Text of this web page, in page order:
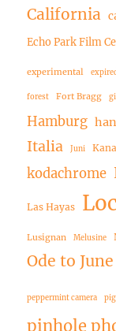
California
Echo Park Film
experimental
forest Fort Bragg
Hamburg
Italia Juni
kodachrome
Las Hayas
Lusignan Melusine
Ode to June
peppermint camera
pinhole